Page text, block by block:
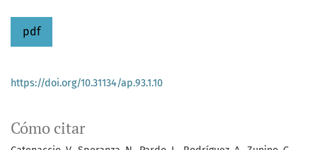
pdf
Cómo citar
https://doi.org/10.31134/ap.93.1.10